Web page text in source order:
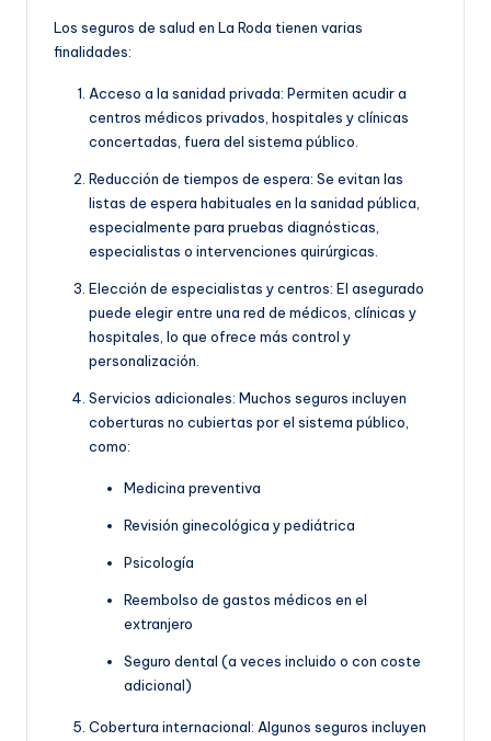
Los seguros de salud en La Roda tienen varias
finalidades:
Acceso a la sanidad privada: Permiten acudir a
centros médicos privados, hospitales y clínicas
concertadas, fuera del sistema público.
Reducción de tiempos de espera: Se evitan las
listas de espera habituales en la sanidad pública,
especialmente para pruebas diagnósticas,
especialistas o intervenciones quirúrgicas.
Elección de especialistas y centros: El asegurado
puede elegir entre una red de médicos, clínicas y
hospitales, lo que ofrece más control y
personalización.
Servicios adicionales: Muchos seguros incluyen
coberturas no cubiertas por el sistema público,
como:
Medicina preventiva
Revisión ginecológica y pediátrica
Psicología
Reembolso de gastos médicos en el
extranjero
Seguro dental (a veces incluido o con coste
adicional)
Cobertura internacional: Algunos seguros incluyen